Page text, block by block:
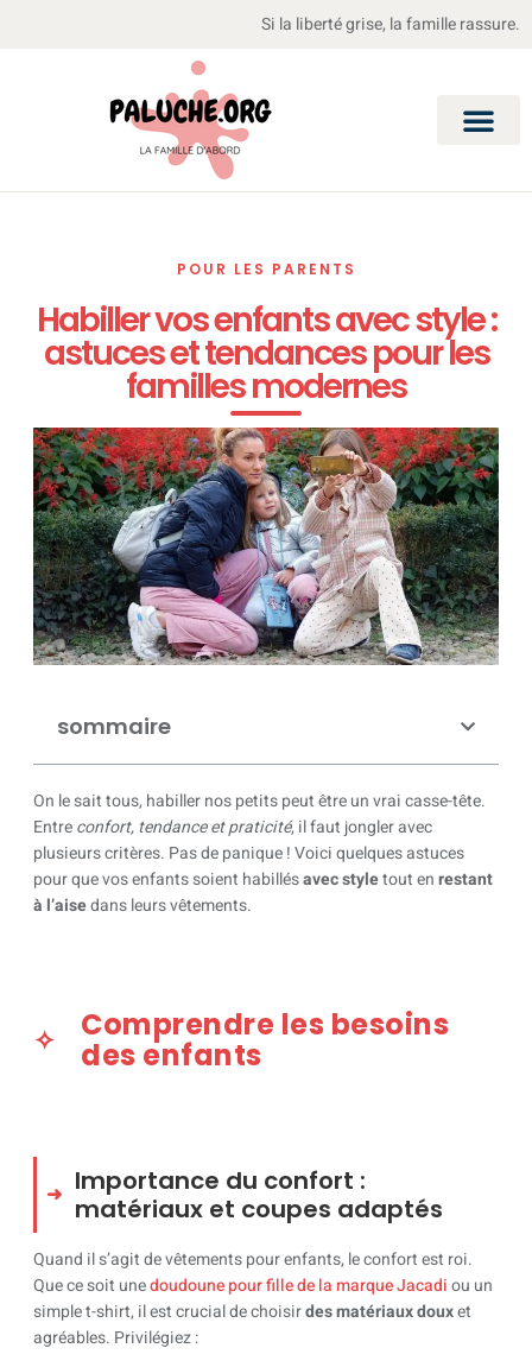
Si la liberté grise, la famille rassure.
POUR LES PARENTS
Habiller vos enfants avec style :
astuces et tendances pour les
familles modernes
sommaire
On le sait tous, habiller nos petits peut être un vrai casse-tête.
Entreconfort, tendance et praticité, il faut jongler avec
plusieurs critères. Pas de panique ! Voici quelques astuces
pour que vos enfants soient habillésavec styletout enrestant
à l’aisedans leurs vêtements.
Comprendre les besoins
des enfants
Importance du confort :
matériaux et coupes adaptés
Quand il s’agit de vêtements pour enfants, le confort est roi.
Que ce soit unedoudoune pour fille de la marque Jacadiou un
simple t-shirt, il est crucial de choisirdes matériaux douxet
agréables. Privilégiez :